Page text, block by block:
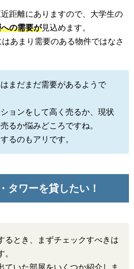
距離にありますので、大学生の
の需要が見込めます。
あまり需要のある物件ではなさ
まだまだ需要があるようで
ョンをして高く売るか、現状
るか悩みどころですね。
るのもアリです。
タワーを貸したい！
るとき、まずチェックすべきは
ていた部屋をいくつか紹介しま